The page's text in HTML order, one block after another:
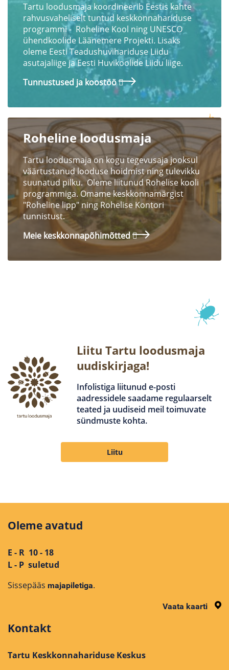
Tartu loodusmaja koordineerib Eestis kahte
rahvusvaheliselt tuntud keskkonnahariduse
programmi - Roheline Kool ning UNESCO
ühendkoolide Läänemere Projekti. Lisaks
oleme Eesti Teadushuvihariduse Liidu
asutajaliige ja Eesti Huvikoolide Liidu liige.
Tunnustused ja koostöö
Roheline loodusmaja
Tartu loodusmaja on kogu tegevusaja jooksul
väärtustanud looduse hoidmist ning tulevikku
suunatud pilku. Oleme liitunud Rohelise kooli
programmiga. Omame keskkonnamärgist
"Roheline lipp" ning Rohelise Kontori
tunnistust.
Meie keskkonnapõhimõtted
Liitu Tartu loodusmaja
uudiskirjaga!
Infolistiga liitunud e-posti
aadressidele saadame regulaarselt
teated ja uudiseid meil toimuvate
sündmuste kohta.
Liitu
Oleme avatud
E - R 10 - 18
L - P suletud
Sissepääs majapiletiga.
Vaata kaarti
Kontakt
Tartu Keskkonnahariduse Keskus